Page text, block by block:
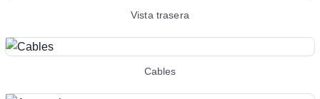
Vista trasera
Cables